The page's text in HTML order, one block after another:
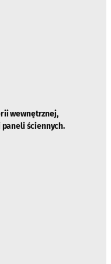
wewnętrznej,
ściennych.